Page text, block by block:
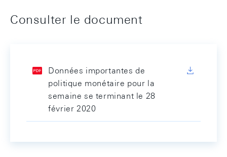
Consulter le document
Données importantes de
politique monétaire pour la
semaine se terminant le 28
février 2020